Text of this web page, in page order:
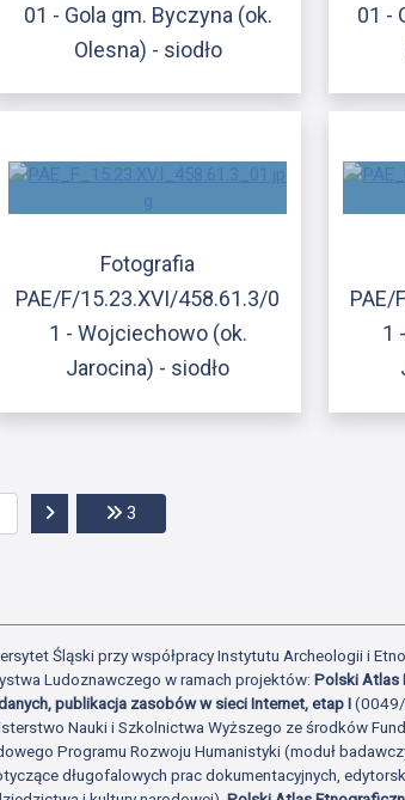
01 - Gola gm. Byczyna (ok.
Olesna) - siodło
01 -
Fotografia
PAE/F/15.23.XVI/458.61.3/0
1 - Wojciechowo (ok.
Jarocina) - siodło
PAE/
1
strony strony
Przejdź do następnej strony
3
Śląski przy współpracy Instytutu Archeologii i
Ludoznawczego w ramach projektów:Polski Atlas
publikacja zasobów w sieci Internet, etap I
Nauki i Szkolnictwa Wyższego ze środków
Programu Rozwoju Humanistyki (moduł
długofalowych prac dokumentacyjnych,